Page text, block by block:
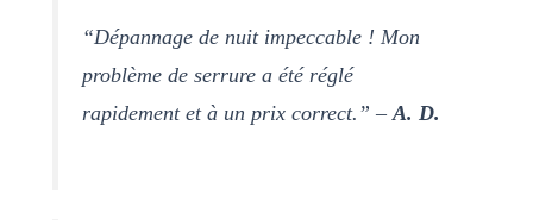
“Dépannage de nuit impeccable ! Mon
problème de serrure a été réglé
rapidement et à un prix correct.” –A. D.